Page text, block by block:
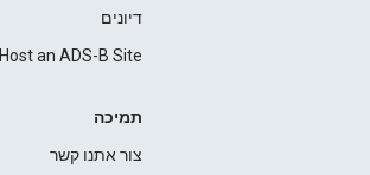
דיונים
Host an ADS-B Site
תמיכה
צור אתנו קשר